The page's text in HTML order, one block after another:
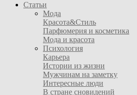
Статьи
Мода
Красота&Стиль
Парфюмерия и косметика
Мода и красота
Психология
Карьера
Истории из жизни
Мужчинам на заметку
Интересные люди
В стране сновидений